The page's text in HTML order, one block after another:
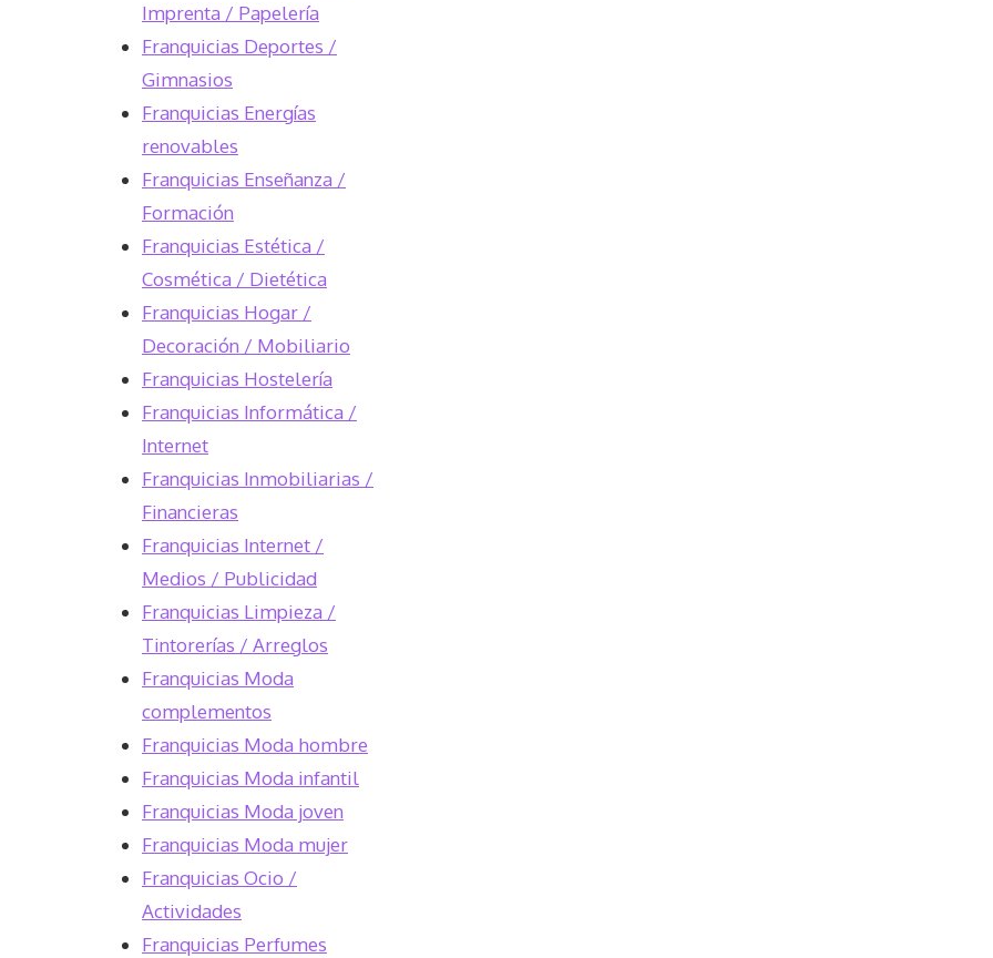
Imprenta / Papelería
Franquicias Deportes /
Gimnasios
Franquicias Energías
renovables
Franquicias Enseñanza /
Formación
Franquicias Estética /
Cosmética / Dietética
Franquicias Hogar /
Decoración / Mobiliario
Franquicias Hostelería
Franquicias Informática /
Internet
Franquicias Inmobiliarias /
Financieras
Franquicias Internet /
Medios / Publicidad
Franquicias Limpieza /
Tintorerías / Arreglos
Franquicias Moda
complementos
Franquicias Moda hombre
Franquicias Moda infantil
Franquicias Moda joven
Franquicias Moda mujer
Franquicias Ocio /
Actividades
Franquicias Perfumes